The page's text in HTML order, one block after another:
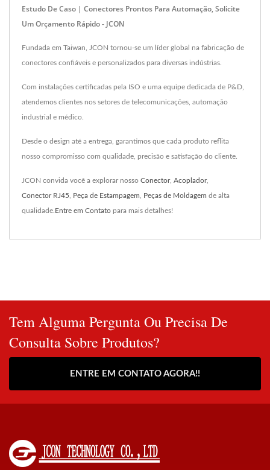
Estudo De Caso | Conectores Prontos Para Automação, Solicite
Um Orçamento Rápido - JCON
Fundada em Taiwan, JCON tornou-se um líder global na fabricação de
conectores confiáveis e personalizados para diversas indústrias.
Com instalações certificadas pela ISO e uma equipe dedicada de P&D,
atendemos clientes nos setores de telecomunicações, automação
industrial e médico.
Desde o design até a entrega, garantimos que cada produto reflita
nosso compromisso com qualidade, precisão e satisfação do cliente.
JCON convida você a explorar nosso Conector, Acoplador,
Conector RJ45 Peça de Estampagem Peças de Moldagem de alta
qualidade. Entre em Contato para mais detalhes!
Tem Alguma Pergunta Ou Precisa De
Consulta Sobre Produtos?
ENTRE EM CONTATO AGORA!!